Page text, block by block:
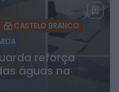
CASTELO BRANCO
reforça
águas na